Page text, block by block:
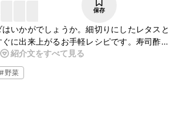
保存
いかがでしょうか。細切りにしたレタスと
に出来上がるお手軽レシピです。寿司酢を
すいですよ。時間のない時やもう一品欲しい
作ってみてくださいね。
紹介文をすべて見る
#野菜